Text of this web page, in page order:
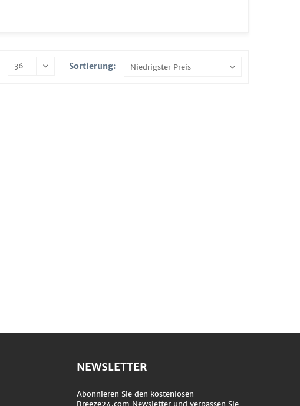
Sortierung:
NEWSLETTER
Abonnieren Sie den kostenlosen
Breeze24.com Newsletter und verpassen Sie